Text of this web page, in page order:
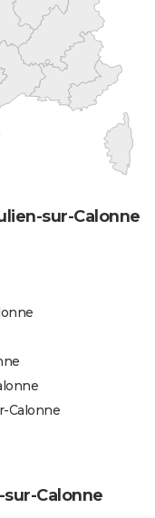
sur-Calonne
Calonne
Calonne